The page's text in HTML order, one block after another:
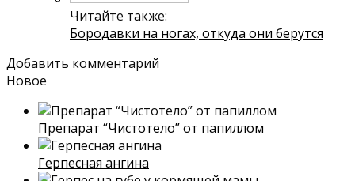
Читайте также:
Бородавки на ногах, откуда они берутся
Добавить комментарий
Новое
Препарат “Чистотело” от папиллом
Герпесная ангина